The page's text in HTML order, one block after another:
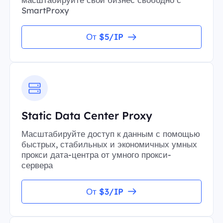
SmartProxy
От $5/IP
Static Data Center Proxy
Масштабируйте доступ к данным с помощью
быстрых, стабильных и экономичных умных
прокси дата-центра от умного прокси-
сервера
От $3/IP